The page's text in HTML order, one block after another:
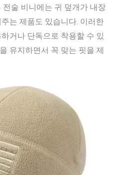
전술 비니에는 귀 덮개가 내장
는 제품도 있습니다. 이러한
거나 단독으로 착용할 수 있
유지하면서 꼭 맞는 핏을 제